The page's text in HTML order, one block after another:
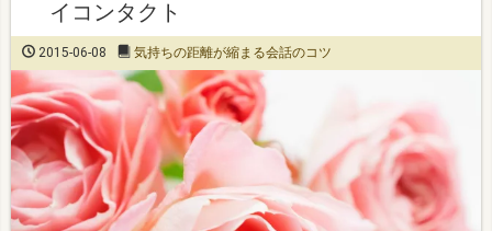
イコンタクト
2015-06-08 気持ちの距離が縮まる会話のコツ